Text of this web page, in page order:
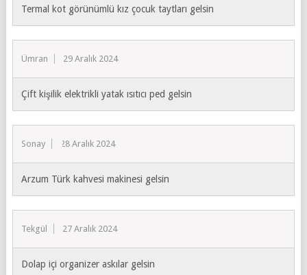
Termal kot görünümlü kız çocuk taytları gelsin
Ümran 29 Aralık 2024
Çift kişilik elektrikli yatak ısıtıcı ped gelsin
Sonay 28 Aralık 2024
Arzum Türk kahvesi makinesi gelsin
Tekgül 27 Aralık 2024
Dolap içi organizer askılar gelsin